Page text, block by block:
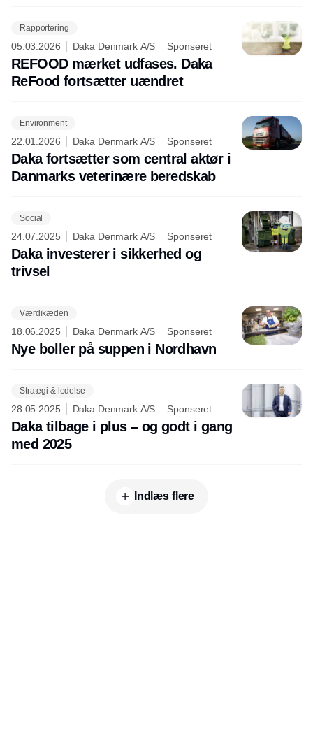
Rapportering
05.03.2026 Daka Denmark A/S Sponseret
REFOOD mærket udfases. Daka
ReFood fortsætter uændret
Environment
22.01.2026 Daka Denmark A/S Sponseret
Daka fortsætter som central aktør i
Danmarks veterinære beredskab
Social
24.07.2025 Daka Denmark A/S Sponseret
Daka investerer i sikkerhed og
trivsel
Værdikæden
18.06.2025 Daka Denmark A/S Sponseret
Nye boller på suppen i Nordhavn
Strategi & ledelse
28.05.2025 Daka Denmark A/S Sponseret
Daka tilbage i plus – og godt i gang
med 2025
Indlæs flere